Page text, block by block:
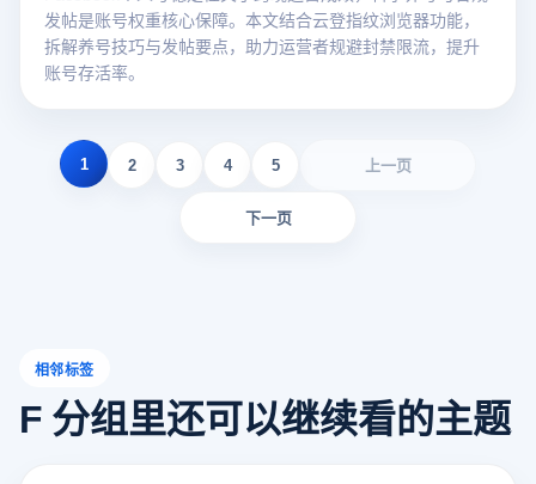
发帖是账号权重核心保障。本文结合云登指纹浏览器功能，
拆解养号技巧与发帖要点，助力运营者规避封禁限流，提升
账号存活率。
上一页
1 2 3 4 5
下一页
相邻标签
F 分组里还可以继续看的主题